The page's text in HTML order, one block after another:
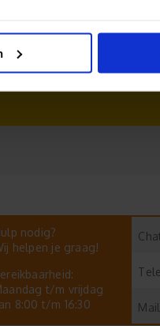
nodig?
helpen je graag!
t/m vrijdag
8:00 t/m 16:30